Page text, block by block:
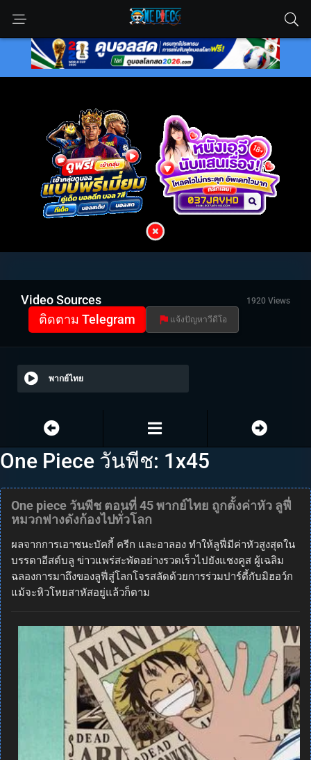
Video Sources 1920 Views
ติดตาม Telegram แจ้งปัญหาวีดีโอ
พากย์ไทย
One Piece วันพีช: 1x45
One piece วันพีช ตอนที่ 45 พากย์ไทย ถูกตั้งค่าหัว ลูฟี่
หมวกฟางดังก้องไปทั่วโลก
ผลจากการเอาชนะบัคกี้ ครีก และอาลอง ทำให้ลูฟี่มีค่าหัวสูงสุดใน
บรรดาอีสต์บลู ข่าวแพร่สะพัดอย่างรวดเร็วไปยังแชงคูส ผู้เฉลิม
ฉลองการมาถึงของลูฟี่สู่โลกโจรสลัดด้วยการร่วมปาร์ตี้กับมิฮอว์ก
แม้จะหิวโหยสาหัสอยู่แล้วก็ตาม